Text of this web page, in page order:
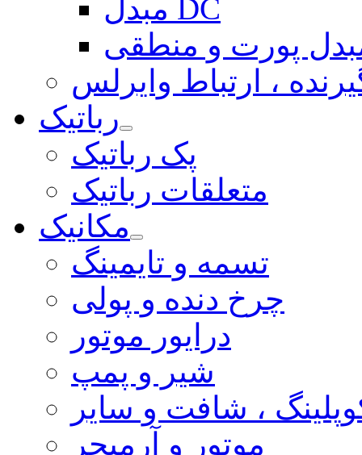
مبدل DC
پورت و منطقی
، ارتباط وایرلس
رباتیک
پک رباتیک
متعلقات رباتیک
مکانیک
تسمه و تایمینگ
چرخ دنده و پولی
درایور موتور
شیر و پمپ
، شافت و سایر
موتور و آرمیچر